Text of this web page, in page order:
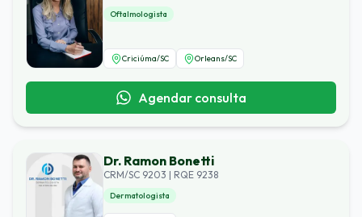
Oftalmologista
Criciúma/SC Orleans/SC
Agendar consulta
Dr. Ramon Bonetti
CRM/SC 9203 | RQE 9238
Dermatologista